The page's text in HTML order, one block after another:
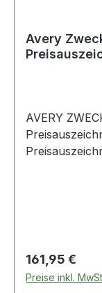
Avery
AVERY
Schmutz und
Hunderte
Regulärer
161,95 €
Preise inkl.